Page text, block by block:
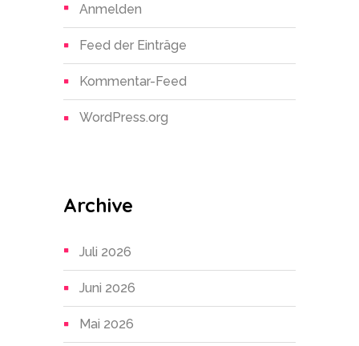
Anmelden
Feed der Einträge
Kommentar-Feed
WordPress.org
Archive
Juli 2026
Juni 2026
Mai 2026